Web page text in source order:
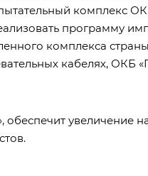
комплекс
программу
комплекса
кабелях, ОКБ
увеличение